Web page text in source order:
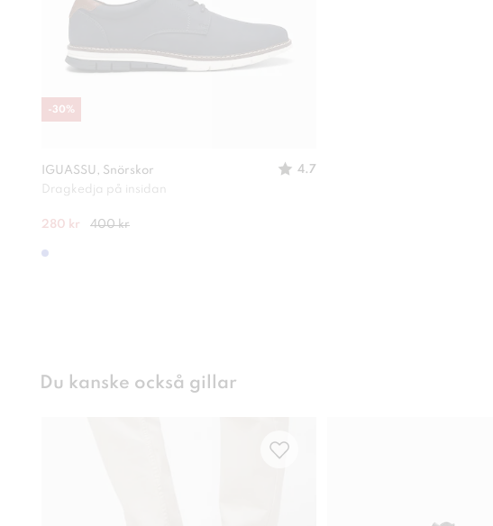
IGUASSU, Snörskor
4.7
Dragkedja på insidan
280 kr 400 kr
-30%
Du kanske också gillar